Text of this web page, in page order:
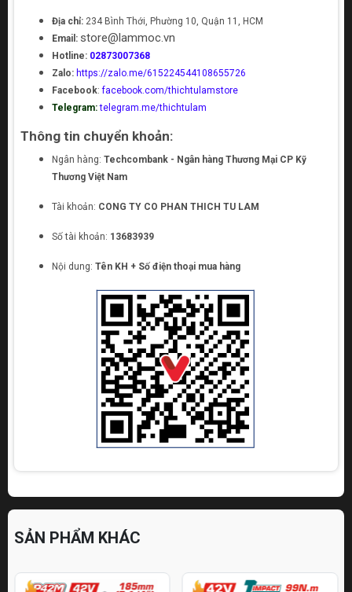
Địa chỉ: 234 Bình Thới, Phường 10, Quận 11, HCM
Email: store@lammoc.vn
Hotline: 02873007368
Zalo: https://zalo.me/615224544108655726
Facebook:facebook.com/thichtulamstore
Telegram: telegram.me/thichtulam
Thông tin chuyển khoản:
Ngân hàng: Techcombank - Ngân hàng Thương Mại CP Kỹ
Thương Việt Nam
Tài khoản: CONG TY CO PHAN THICH TU LAM
Số tài khoản: 13683939
Nội dung: Tên KH + Số điện thoại mua hàng
SẢN PHẨM KHÁC